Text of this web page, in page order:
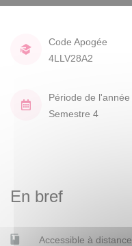
Code Apogée
4LLV28A2
Période de l'année
Semestre 4
En bref
Accessible à distance